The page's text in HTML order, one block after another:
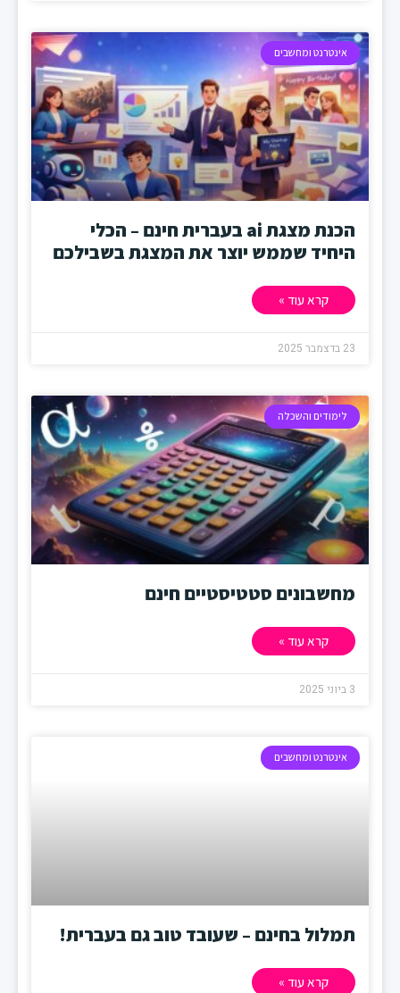
אינטרנט ומחשבים
הכנת מצגת ai בעברית חינם – הכלי
היחיד שממש יוצר את המצגת בשבילכם
קרא עוד »
23 בדצמבר 2025
לימודים והשכלה
מחשבונים סטטיסטיים חינם
קרא עוד »
3 ביוני 2025
אינטרנט ומחשבים
תמלול בחינם – שעובד טוב גם בעברית!
קרא עוד »